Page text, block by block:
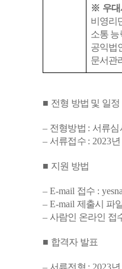
※ 우
비영리
소통
공익법
문서관
■ 전형 방법 및 일정
– 전형방법 : 서류심
– 서류접수 : 2023년
■ 지원 방법
– E-mail 접수 :
– E-mail 제출시 파
– 사람인 온라인 접
■ 합격자 발표
– 서류전형 : 2023년